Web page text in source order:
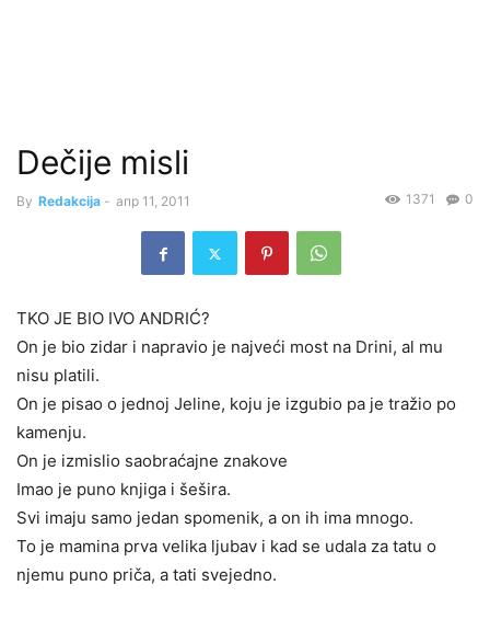
Dečije misli
By Redakcija - апр 11, 2011 0
1371
TKO JE BIO IVO ANDRIĆ?
On je bio zidar i napravio je najveći most na Drini, al mu
nisu platili.
On je pisao o jednoj Jeline, koju je izgubio pa je tražio po
kamenju.
On je izmislio saobraćajne znakove
Imao je puno knjiga i šešira.
Svi imaju samo jedan spomenik, a on ih ima mnogo.
To je mamina prva velika ljubav i kad se udala za tatu o
njemu puno priča, a tati svejedno.